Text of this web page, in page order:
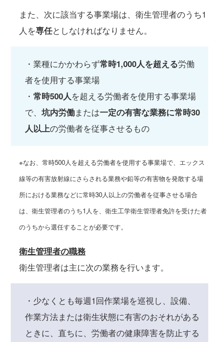
また、次に該当する事業場は、衛生管理者のうち1
人を専任としなければなりません。
・業種にかかわらず常時1,000人を超える労働
者を使用する事業場
・常時500人を超える労働者を使用する事業場
で、坑内労働または一定の有害な業務に常時30
人以上の労働者を従事させるもの
※なお、常時500人を超える労働者を使用する事業場で、エックス
線等の有害放射線にさらされる業務や鉛等の有害物を発散する場
所における業務などに常時30人以上の労働者を従事させる場合
は、衛生管理者のうち1人を、衛生工学衛生管理者免許を受けた者
のうちから選任することが必要です。
衛生管理者の職務
衛生管理者は主に次の業務を行います。
・少なくとも毎週1回作業場を巡視し、設備、
作業方法または衛生状態に有害のおそれがある
ときに、直ちに、労働者の健康障害を防止する